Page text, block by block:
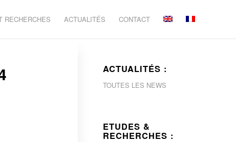
RECHERCHES ACTUALITÉS CONTACT
ACTUALITÉS :
TOUTES LES NEWS
ETUDES &
RECHERCHES :